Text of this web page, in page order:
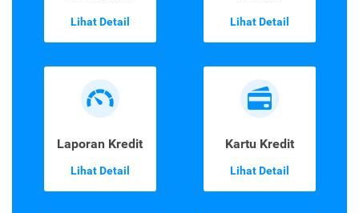
Lihat Detail Lihat Detail
Laporan Kredit
Lihat Detail
Kartu Kredit
Lihat Detail